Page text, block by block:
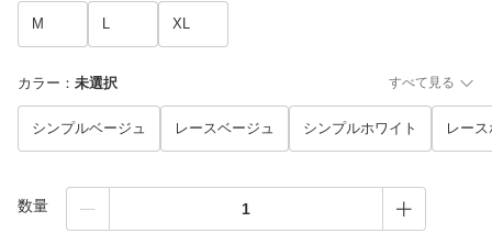
M L XL
カラー ： 未選択 すべて見る
シンプルベージュ レースベージュ シンプルホワイト レー
数量